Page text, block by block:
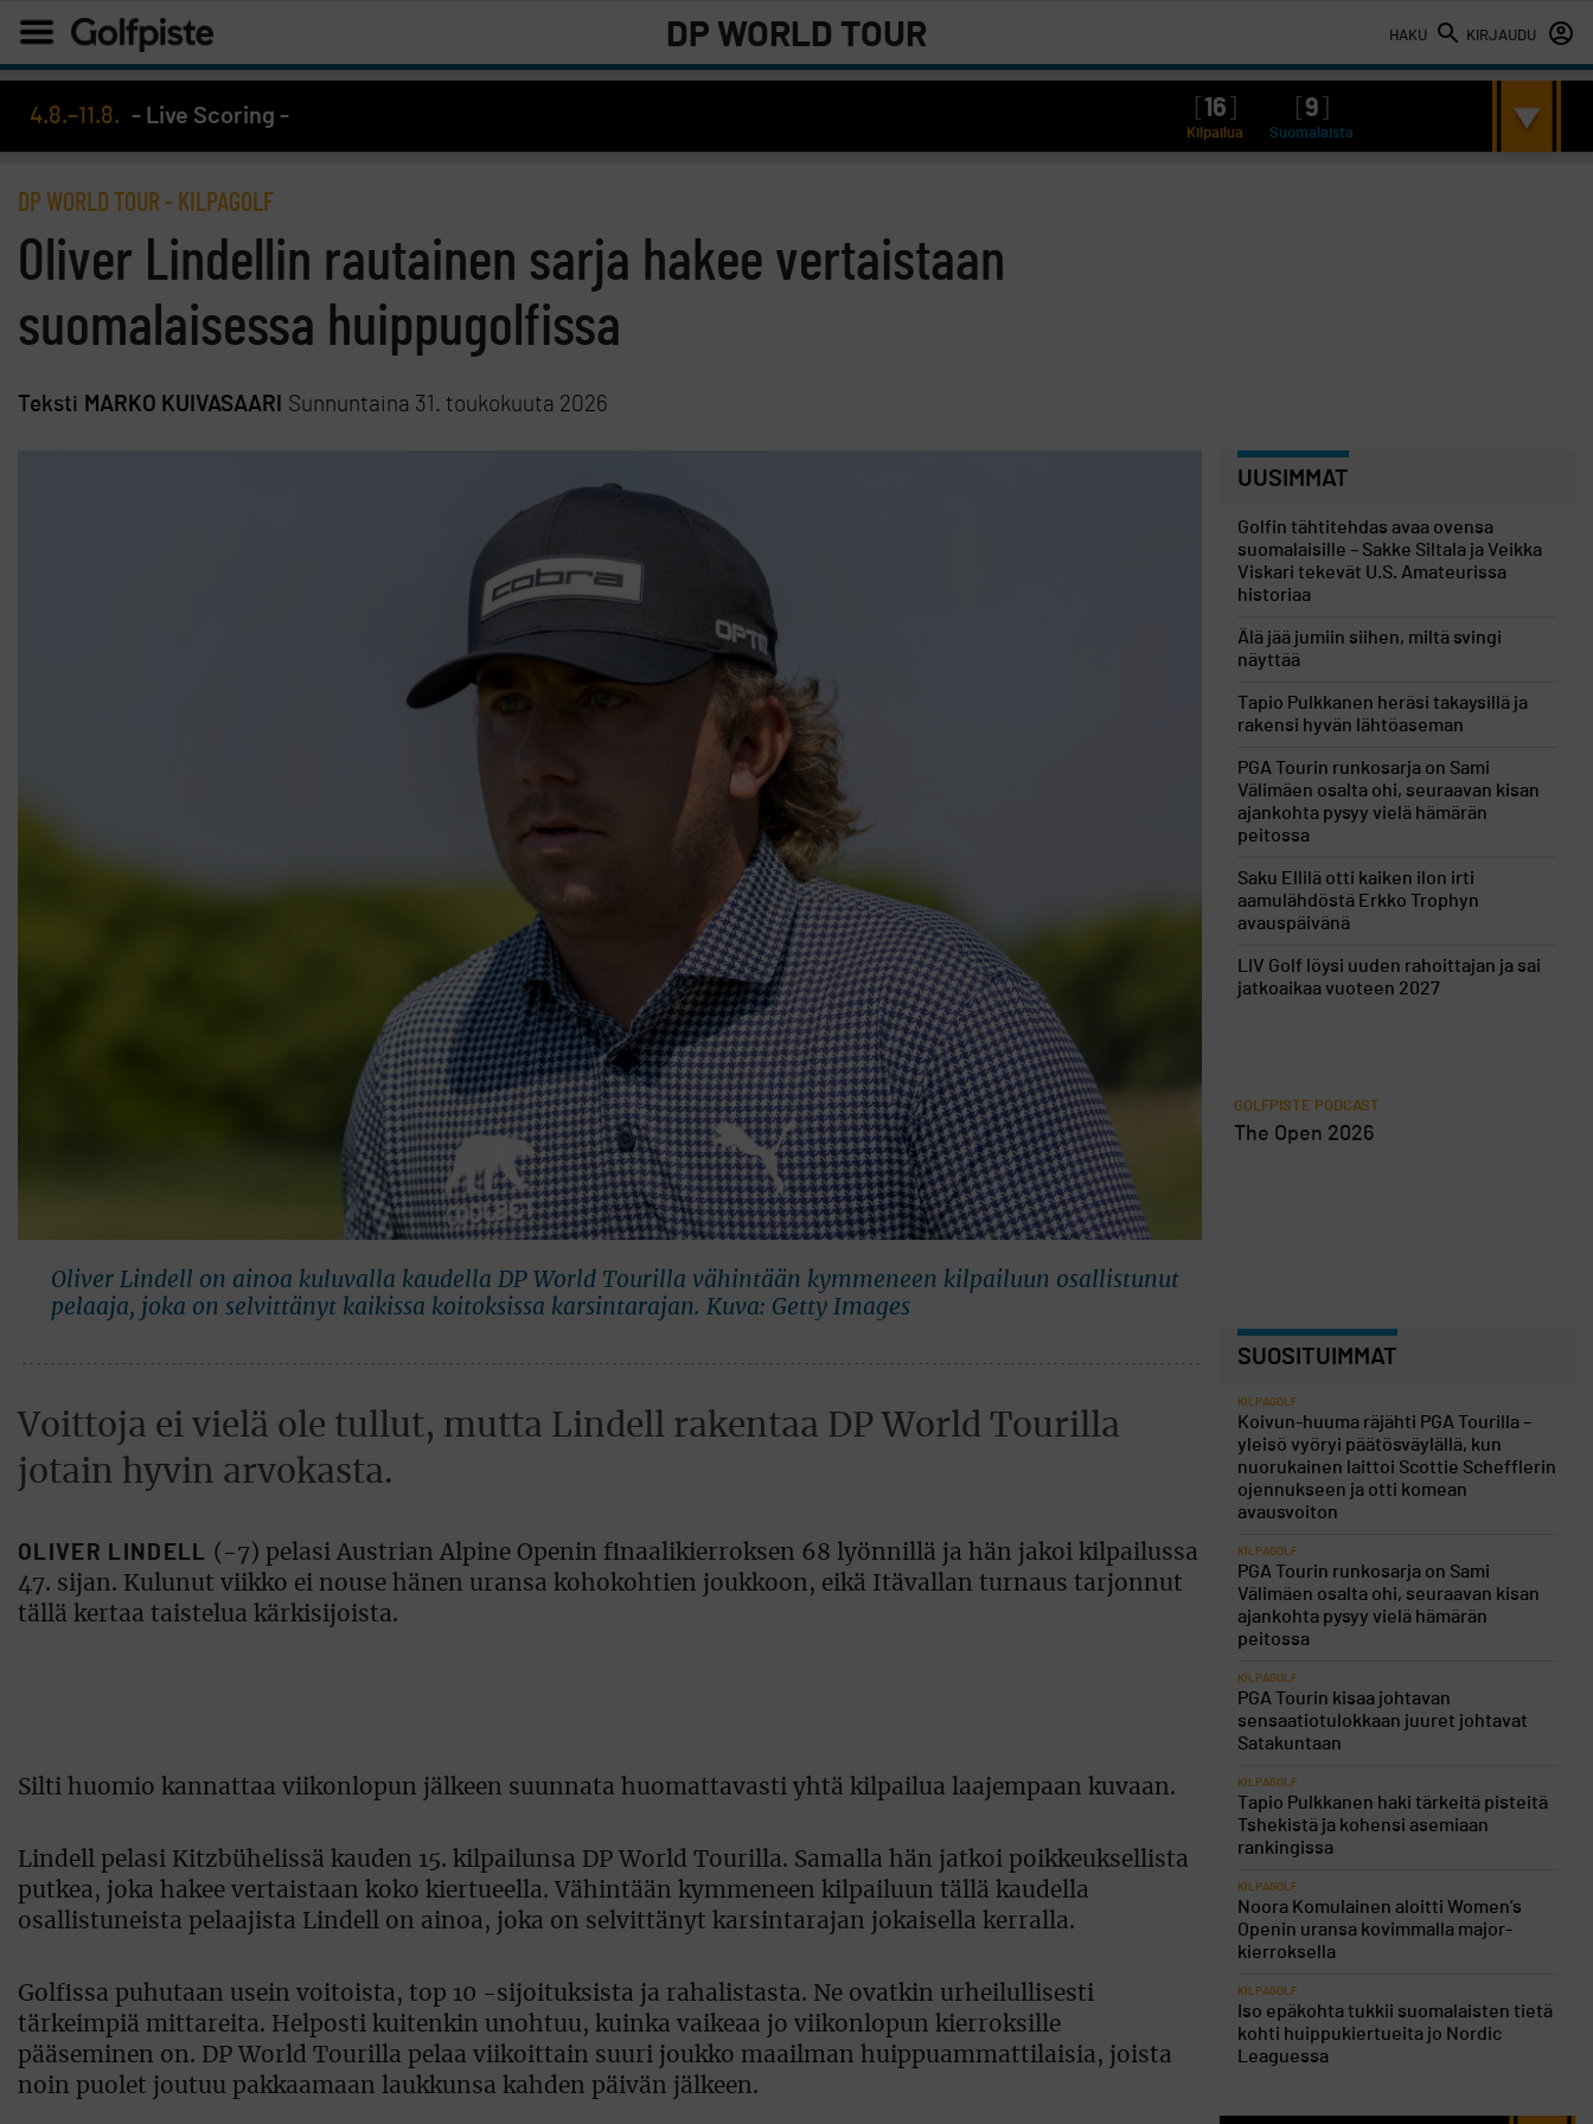
HAKU KIRJAUDU
DP WORLD TOUR
4.8.–11.8. - Live Scoring - 16 9
Kilpailua Suomalaista
DP WORLD TOUR - KILPAGOLF
Oliver Lindellin rautainen sarja hakee vertaistaan
suomalaisessa huippugolfissa
Teksti MARKO KUIVASAARI Sunnuntaina 31. toukokuuta 2026
Oliver Lindell on ainoa kuluvalla kaudella DP World Tourilla vähintään kymmeneen kilpailuun osallistunut
pelaaja, joka on selvittänyt kaikissa koitoksissa karsintarajan. Kuva: Getty Images
Voittoja ei vielä ole tullut, mutta Lindell rakentaa DP World Tourilla
jotain hyvin arvokasta.
OLIVER LINDELL (-7) pelasi Austrian Alpine Openin finaalikierroksen 68 lyönnillä ja hän jakoi kilpailussa
47. sijan. Kulunut viikko ei nouse hänen uransa kohokohtien joukkoon, eikä Itävallan turnaus tarjonnut
tällä kertaa taistelua kärkisijoista.
Silti huomio kannattaa viikonlopun jälkeen suunnata huomattavasti yhtä kilpailua laajempaan kuvaan.
Lindell pelasi Kitzbühelissä kauden 15. kilpailunsa DP World Tourilla. Samalla hän jatkoi poikkeuksellista
putkea, joka hakee vertaistaan koko kiertueella. Vähintään kymmeneen kilpailuun tällä kaudella
osallistuneista pelaajista Lindell on ainoa, joka on selvittänyt karsintarajan jokaisella kerralla.
Golfissa puhutaan usein voitoista, top 10 -sijoituksista ja rahalistasta. Ne ovatkin urheilullisesti
tärkeimpiä mittareita. Helposti kuitenkin unohtuu, kuinka vaikeaa jo viikonlopun kierroksille
pääseminen on. DP World Tourilla pelaa viikoittain suuri joukko maailman huippuammattilaisia, joista
noin puolet joutuu pakkaamaan laukkunsa kahden päivän jälkeen.
UUSIMMAT
Golfin tähtitehdas avaa ovensa
suomalaisille – Sakke Siltala ja Veikka
Viskari tekevät U.S. Amateurissa
historiaa
Älä jää jumiin siihen, miltä svingi
näyttää
Tapio Pulkkanen heräsi takaysillä ja
rakensi hyvän lähtöaseman
PGA Tourin runkosarja on Sami
Välimäen osalta ohi, seuraavan kisan
ajankohta pysyy vielä hämärän
peitossa
Saku Ellilä otti kaiken ilon irti
aamulähdöstä Erkko Trophyn
avauspäivänä
LIV Golf löysi uuden rahoittajan ja sai
jatkoaikaa vuoteen 2027
GOLFPISTE PODCAST
The Open 2026
SUOSITUIMMAT
KILPAGOLF
Koivun-huuma räjähti PGA Tourilla –
yleisö vyöryi päätösväylällä, kun
nuorukainen laittoi Scottie Schefflerin
ojennukseen ja otti komean
avausvoiton
KILPAGOLF
PGA Tourin runkosarja on Sami
Välimäen osalta ohi, seuraavan kisan
ajankohta pysyy vielä hämärän
peitossa
KILPAGOLF
PGA Tourin kisaa johtavan
sensaatiotulokkaan juuret johtavat
Satakuntaan
KILPAGOLF
Tapio Pulkkanen haki tärkeitä pisteitä
Tshekistä ja kohensi asemiaan
rankingissa
KILPAGOLF
Noora Komulainen aloitti Women’s
Openin uransa kovimmalla major-
kierroksella
KILPAGOLF
Iso epäkohta tukkii suomalaisten tietä
kohti huippukiertueita jo Nordic
Leaguessa